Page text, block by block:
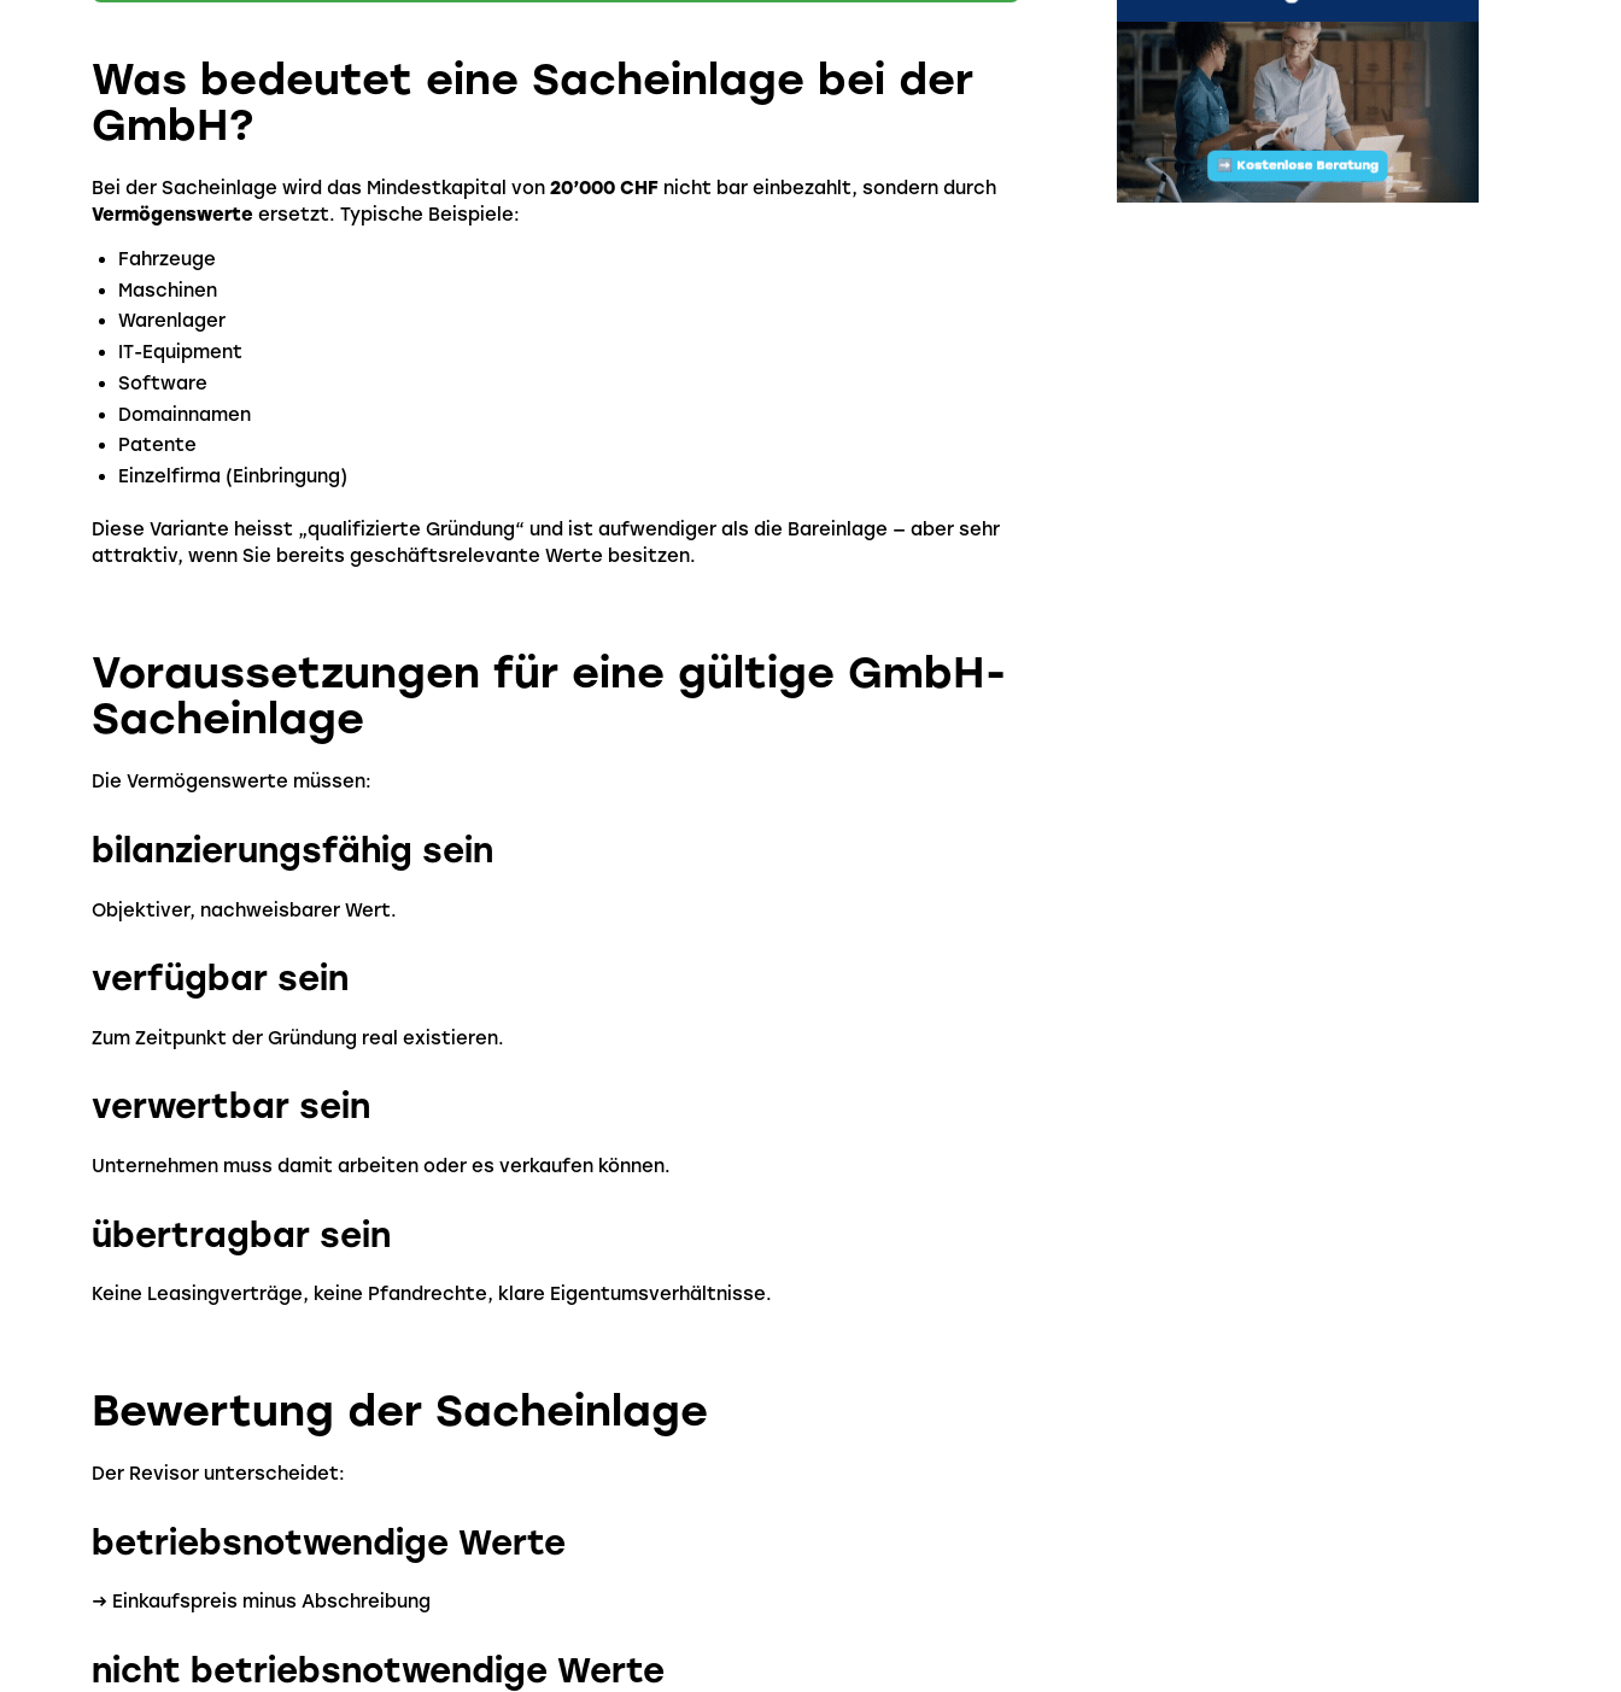
Was bedeutet eine Sacheinlage bei der
GmbH?
Bei der Sacheinlage wird das Mindestkapital von 20’000 CHF nicht bar einbezahlt, sondern durch
Vermögenswerte ersetzt. Typische Beispiele:
Fahrzeuge
Maschinen
Warenlager
IT-Equipment
Software
Domainnamen
Patente
Einzelfirma (Einbringung)
Diese Variante heisst „qualifizierte Gründung“ und ist aufwendiger als die Bareinlage — aber sehr
attraktiv, wenn Sie bereits geschäftsrelevante Werte besitzen.
Voraussetzungen für eine gültige GmbH-
Sacheinlage
Die Vermögenswerte müssen:
bilanzierungsfähig sein
Objektiver, nachweisbarer Wert.
verfügbar sein
Zum Zeitpunkt der Gründung real existieren.
verwertbar sein
Unternehmen muss damit arbeiten oder es verkaufen können.
übertragbar sein
Keine Leasingverträge, keine Pfandrechte, klare Eigentumsverhältnisse.
Bewertung der Sacheinlage
Der Revisor unterscheidet:
betriebsnotwendige Werte
→ Einkaufspreis minus Abschreibung
nicht betriebsnotwendige Werte